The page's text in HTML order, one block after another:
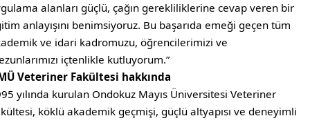
alanları güçlü, çağın gerekliliklerine cevap veren bir
anlayışını benimsiyoruz. Bu başarıda emeği geçen tüm
ve idari kadromuzu, öğrencilerimizi ve
içtenlikle kutluyorum.”
Veteriner Fakültesi hakkında
yılında kurulan Ondokuz Mayıs Üniversitesi Veteriner
köklü akademik geçmişi, güçlü altyapısı ve deneyimli